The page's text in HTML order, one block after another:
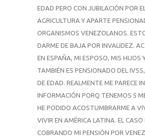
EDAD PERO CON JUBILACIÓN POR
AGRICULTURA Y APARTE
ORGANISMOS VENEZOLANOS.
DARME DE BAJA POR INVALIDEZ.
EN ESPAÑA, MI ESPOSO, MIS HIJOS
TAMBIÉN ES PENSIONADO DEL
DE EDAD. REALMENTE ME PARECE
INFORMACIÓN PORQ TENEMOS 5
HE PODIDO ACOSTUMBRARME A
VIVIR EN AMÉRICA LATINA. EL CASO
COBRANDO MI PENSIÓN POR